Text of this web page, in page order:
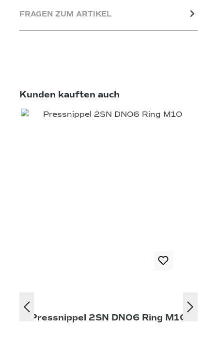
FRAGEN ZUM ARTIKEL
Produktgalerie überspringen
Kunden kauften auch
Pressnippel 2SN DN06 Ring M10